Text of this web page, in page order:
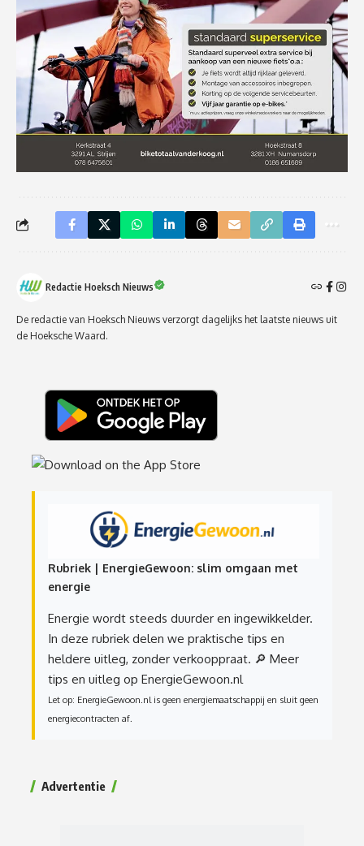
Redactie Hoeksch Nieuws
De redactie van Hoeksch Nieuws verzorgt dagelijks het laatste nieuws uit
de Hoeksche Waard.
Rubriek | EnergieGewoon: slim omgaan met
energie
Energie wordt steeds duurder en ingewikkelder.
In deze rubriek delen we praktische tips en
heldere uitleg, zonder verkooppraat. 🔎 Meer
tips en uitleg op EnergieGewoon.nl
Let op: EnergieGewoon.nl is geen energiemaatschappij en sluit geen
energiecontracten af.
Advertentie